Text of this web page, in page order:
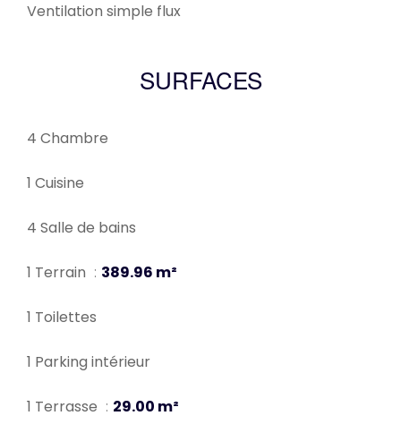
Ventilation simple flux
SURFACES
4 Chambre
1 Cuisine
4 Salle de bains
1 Terrain 389.96 m²
1 Toilettes
1 Parking intérieur
1 Terrasse 29.00 m²